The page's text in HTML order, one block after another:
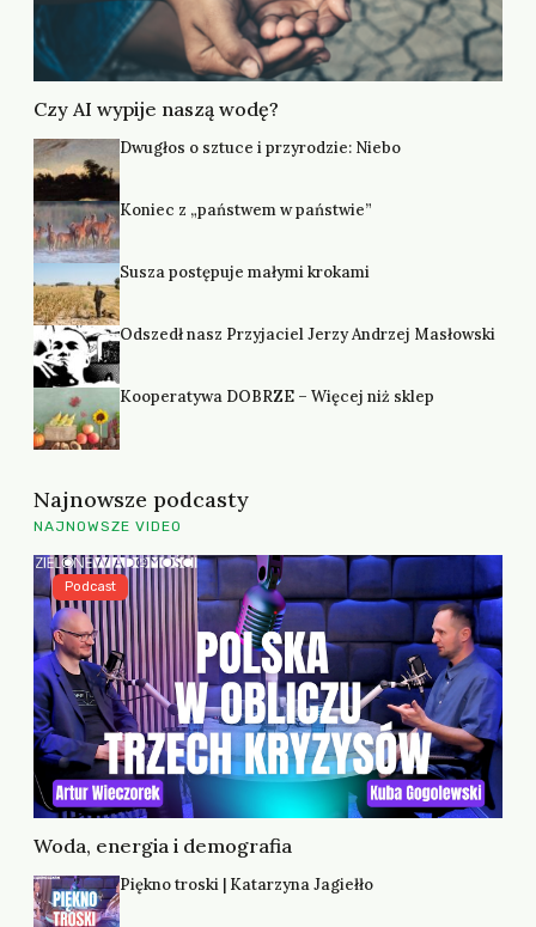
Czy AI wypije naszą wodę?
Dwugłos o sztuce i przyrodzie: Niebo
Koniec z „państwem w państwie”
Susza postępuje małymi krokami
Odszedł nasz Przyjaciel Jerzy Andrzej Masłowski
Kooperatywa DOBRZE – Więcej niż sklep
Najnowsze podcasty
NAJNOWSZE VIDEO
Woda, energia i demografia
Podcast
Piękno troski | Katarzyna Jagiełło